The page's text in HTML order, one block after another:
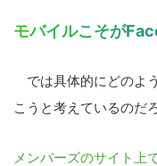
モバイルこそが
では具体的にどのよ
こうと考えているのだ
メンバーズのサイト上